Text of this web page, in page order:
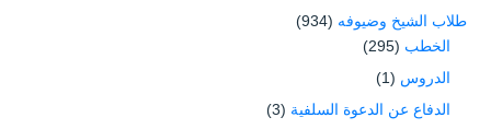
طلاب الشيخ وضيوفه (934)
الخطب (295)
الدروس (1)
الدفاع عن الدعوة السلفية (3)